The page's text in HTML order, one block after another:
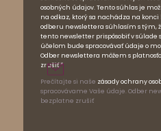
osobných údajov. Tento súhlas je
na odkaz, ktorý sa nachádza na
odberu newslettera súhlasím s tým,
tento newsletter prispôsobiť v
účelom bude spracovávať údaje o
Odber newslettera môžem s
zrušiť.*
Prečítajte si naše zásady ochrany
spracovávame Vaše údaje. Odber
bezplatne zrušiť